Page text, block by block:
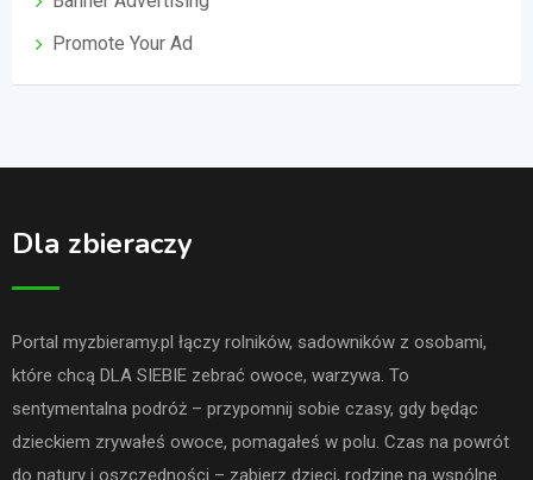
Promote Your Ad
Dla zbieraczy
Portal myzbieramy.pl łączy rolników, sadowników z osobami,
które chcą DLA SIEBIE zebrać owoce, warzywa. To
sentymentalna podróż – przypomnij sobie czasy, gdy będąc
dzieckiem zrywałeś owoce, pomagałeś w polu. Czas na powrót
do natury i oszczędności – zabierz dzieci, rodzinę na wspólne